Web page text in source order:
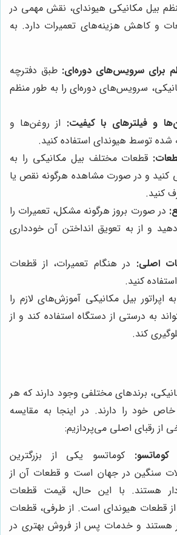
بیل مکانیکی هیوندای، نقش مهمی در
و کاهش هزینه‌های تعمیرات دارد. به
برای سرویس‌های دوره‌ای: طبق دفترچه
سرویس‌های دوره‌ای را به طور منظم
و فیلترهای با کیفیت: از روغن‌ها و
شده توسط هیوندای استفاده کنید.
قطعات مختلف بیل مکانیکی را به
کنید و در صورت مشاهده هرگونه نقص یا
کنید.
در صورت بروز هرگونه مشکل، تعمیرات را
و از به تعویق انداختن آن خودداری
اصلی: در هنگام تعمیرات، از قطعات
کنید.
به اپراتور بیل مکانیکی آموزش‌های لازم را
به درستی از دستگاه استفاده کند و از
کند.
برندهای مختلفی وجود دارند که هر
خود را دارند. در اینجا به مقایسه
از رقبای اصلی می‌پردازیم:
کوماتسو یکی از بزرگترین
سنگین در جهان است و قطعات آن از
هستند. با این حال، قیمت قطعات
از قطعات هیوندای است. از طرفی، قطعات
هستند و خدمات پس از فروش بهتری در